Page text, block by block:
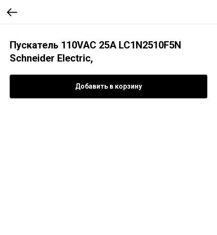
Пускатель 110VAC 25А LC1N2510F5N
Schneider Electric,
Добавить в корзину